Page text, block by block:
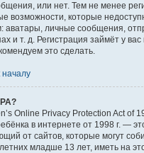
или нет. Тем не менее
возможности, которые
аватары, личные сообщения,
и т. д. Регистрация займёт у
это сделать.
началу
Online Privacy Protection Act of
в интернете от 1998 г. —
от сайтов, которые могут
младше 13 лет, иметь на